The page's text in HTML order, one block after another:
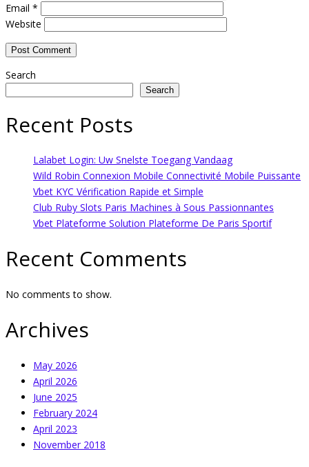
Email *
Website
Search
Search
Recent Posts
Lalabet Login: Uw Snelste Toegang Vandaag
Wild Robin Connexion Mobile Connectivité Mobile Puissante
Vbet KYC Vérification Rapide et Simple
Club Ruby Slots Paris Machines à Sous Passionnantes
Vbet Plateforme Solution Plateforme De Paris Sportif
Recent Comments
No comments to show.
Archives
May 2026
April 2026
June 2025
February 2024
April 2023
November 2018